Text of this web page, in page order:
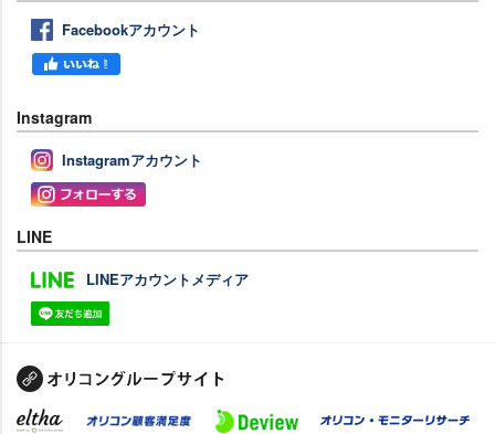
Facebookアカウント
Instagram
Instagramアカウント
LINE
LINEアカウントメディア